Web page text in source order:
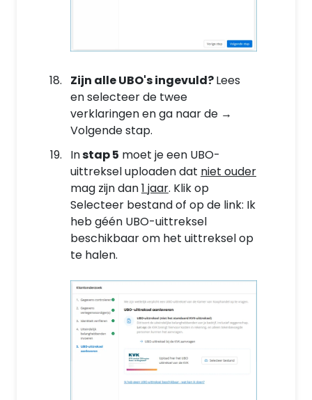
Zijn alle UBO's ingevuld?Lees
en selecteer de twee
verklaringen en ga naar de →
Volgende stap.
Instap 5 moet je een UBO-
uittreksel uploaden dat niet ouder
mag zijn dan1 jaar. Klik op
Selecteer bestand of op de link: Ik
heb géén UBO-uittreksel
beschikbaar om het uittreksel op
te halen.